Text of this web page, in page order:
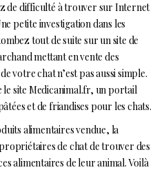
de difficulté à trouver sur Internet
petite investigation dans les
tout de suite sur un site de
mettant en vente des
votre chat n’est pas aussi simple.
le site Medicanimal.fr, un portail
et de friandises pour les chats.
alimentaires vendue, la
de chat de trouver des
alimentaires de leur animal. Voilà